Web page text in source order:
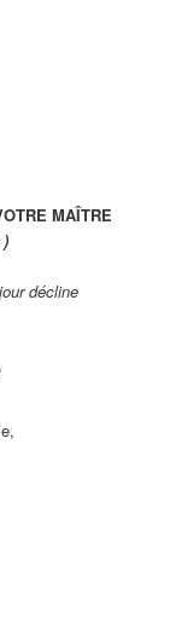
MAÎTRE
décline